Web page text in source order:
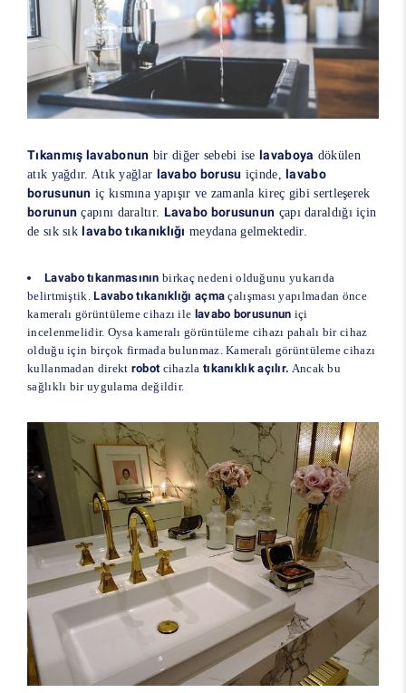
Tıkanmış lavabonun bir diğer sebebi ise lavaboya dökülen
atık yağdır. Atık yağlar lavabo borusu içinde, lavabo
borusunun iç kısmına yapışır ve zamanla kireç gibi sertleşerek
borunun çapını daraltır. Lavabo borusunun çapı daraldığı için
de sık sık lavabo tıkanıklığı meydana gelmektedir.
Lavabo tıkanmasının birkaç nedeni olduğunu yukarıda
belirtmiştik.Lavabo tıkanıklığı açma çalışması yapılmadan önce
kameralı görüntüleme cihazı ile lavabo borusunun içi
incelenmelidir. Oysa kameralı görüntüleme cihazı pahalı bir cihaz
olduğu için birçok firmada bulunmaz. Kameralı görüntüleme cihazı
kullanmadan direkt robotcihazla tıkanıklık açılır. Ancak bu
sağlıklı bir uygulama değildir.